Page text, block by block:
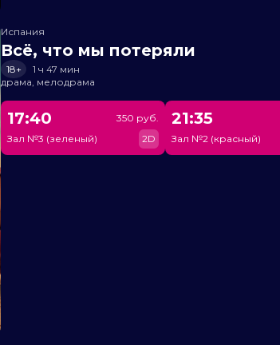
Испания
Всё, что мы потеряли
18+
1 ч 47 мин
драма, мелодрама
17:40
Зал №3 (зеленый)
350 руб.
2D
21:35
Зал №2 (красный)